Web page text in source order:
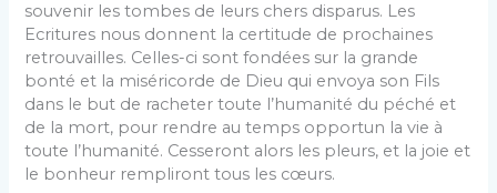
souvenir les tombes de leurs chers disparus. Les
Ecritures nous donnent la certitude de prochaines
retrouvailles. Celles-ci sont fondées sur la grande
bonté et la miséricorde de Dieu qui envoya son Fils
dans le but de racheter toute l’humanité du péché et
de la mort, pour rendre au temps opportun la vie à
toute l’humanité. Cesseront alors les pleurs, et la joie et
le bonheur rempliront tous les cœurs.